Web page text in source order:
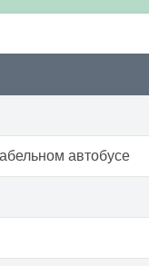
автобусе